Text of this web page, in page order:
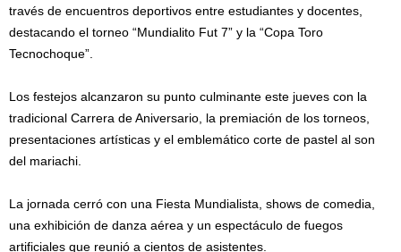
través de encuentros deportivos entre estudiantes y docentes,
destacando el torneo “Mundialito Fut 7” y la “Copa Toro
Tecnochoque”.
Los festejos alcanzaron su punto culminante este jueves con la
tradicional Carrera de Aniversario, la premiación de los torneos,
presentaciones artísticas y el emblemático corte de pastel al son
del mariachi.
La jornada cerró con una Fiesta Mundialista, shows de comedia,
una exhibición de danza aérea y un espectáculo de fuegos
artificiales que reunió a cientos de asistentes.